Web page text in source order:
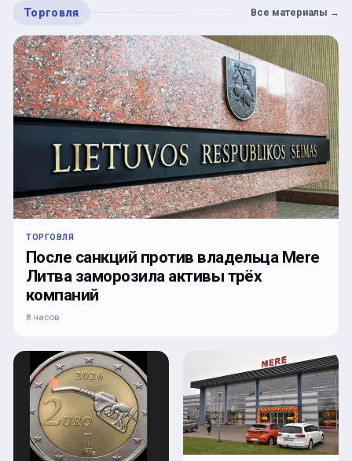
Торговля Все материалы →
ТОРГОВЛЯ
После санкций против владельца Mere
Литва заморозила активы трёх
компаний
8 часов